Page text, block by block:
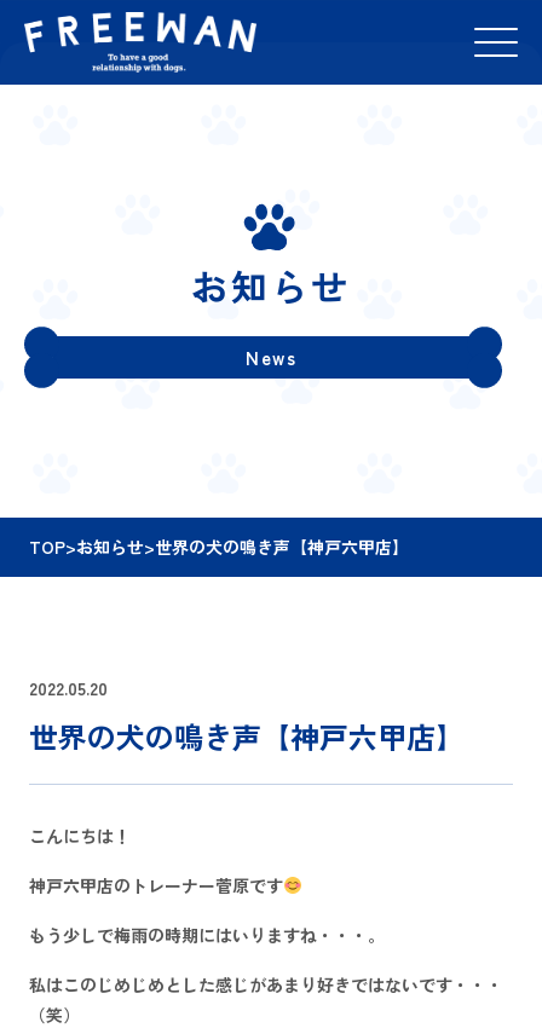
お知らせ
News
TOP>お知らせ>世界の犬の鳴き声【神戸六甲店】
2022.05.20
世界の犬の鳴き声【神戸六甲店】
こんにちは！
神戸六甲店のトレーナー菅原です
もう少しで梅雨の時期にはいりますね・・・。
私はこのじめじめとした感じがあまり好きではないです・・・
（笑）